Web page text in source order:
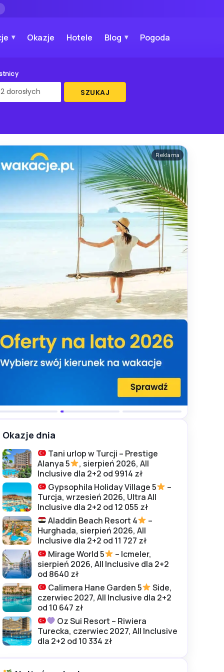
Okazje Hotele Blog Pogoda
SZUKAJ
Reklama
Okazje dnia
Tani urlop w Turcji – Prestige
Alanya 5
, sierpień 2026, All
Inclusive dla 2+2 od 9914 zł
Gypsophila Holiday Village 5
–
Turcja, wrzesień 2026, Ultra All
Inclusive dla 2+2 od 12 055 zł
Aladdin Beach Resort 4
–
Hurghada, sierpień 2026, All
Inclusive dla 2+2 od 11 727 zł
Mirage World 5
– Icmeler,
sierpień 2026, All Inclusive dla 2+2
od 8640 zł
Calimera Hane Garden 5
Side,
czerwiec 2027, All Inclusive dla 2+2
od 10 647 zł
Oz Sui Resort – Riwiera
Turecka, czerwiec 2027, All Inclusive
dla 2+2 od 10 334 zł